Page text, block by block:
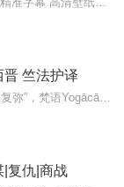
晋 竺法护译
|复仇|商战